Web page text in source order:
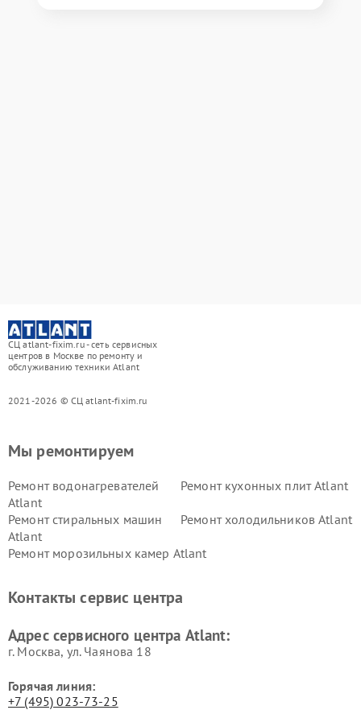
СЦ atlant-fixim.ru - сеть сервисных
центров в Москве по ремонту и
обслуживанию техники Atlant
2021-2026 © СЦ atlant-fixim.ru
Мы ремонтируем
Ремонт водонагревателей
Atlant
Ремонт кухонных плит Atlant
Ремонт стиральных машин
Atlant
Ремонт холодильников Atlant
Ремонт морозильных камер Atlant
Контакты сервис центра
Адрес сервисного центра Atlant:
г. Москва, ул. Чаянова 18
Горячая линия:
+7 (495) 023-73-25